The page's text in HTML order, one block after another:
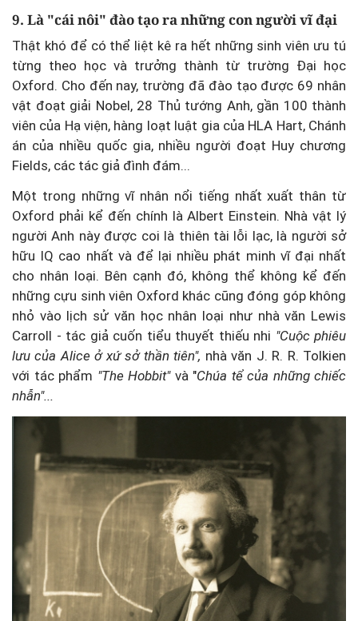
9. Là "cái nôi" đào tạo ra những con người vĩ đại
Thật khó để có thể liệt kê ra hết những sinh viên ưu tú
từng theo học và trưởng thành từ trường Đại học
Oxford. Cho đến nay, trường đã đào tạo được 69 nhân
vật đoạt giải Nobel, 28 Thủ tướng Anh, gần 100 thành
viên của Hạ viện, hàng loạt luật gia của HLA Hart, Chánh
án của nhiều quốc gia, nhiều người đoạt Huy chương
Fields, các tác giả đình đám...
Một trong những vĩ nhân nổi tiếng nhất xuất thân từ
Oxford phải kể đến chính là Albert Einstein. Nhà vật lý
người Anh này được coi là thiên tài lỗi lạc, là người sở
hữu IQ cao nhất và để lại nhiều phát minh vĩ đại nhất
cho nhân loại. Bên cạnh đó, không thể không kể đến
những cựu sinh viên Oxford khác cũng đóng góp không
nhỏ vào lịch sử văn học nhân loại như nhà văn Lewis
Carroll - tác giả cuốn tiểu thuyết thiếu nhi "Cuộc phiêu
lưu của Alice ở xứ sở thần tiên", nhà văn J. R. R. Tolkien
với tác phẩm "The Hobbit" và "Chúa tể của những chiếc
nhẫn"...